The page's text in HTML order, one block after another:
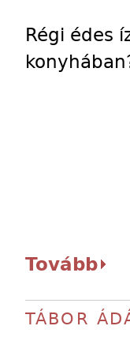
Régi édes
Tovább
TÁBOR